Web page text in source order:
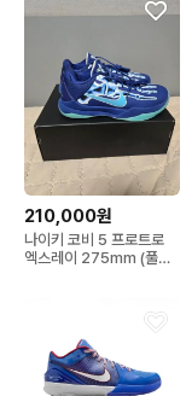
210,000원
나이키 코비 5 프로트로
엑스레이 275mm (풀구